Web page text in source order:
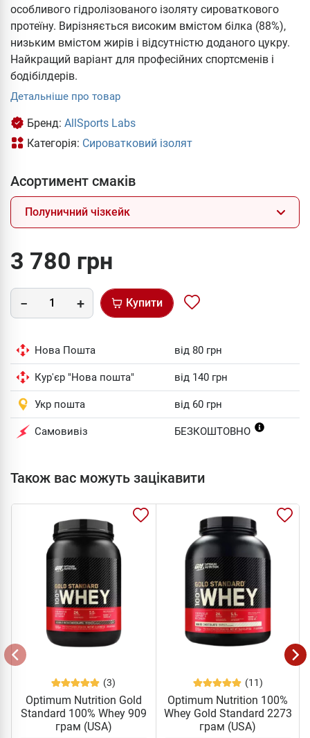
особливого гідролізованого ізоляту сироваткового
протеїну. Вирізняється високим вмістом білка (88%),
низьким вмістом жирів і відсутністю доданого цукру.
Найкращий варіант для професійних спортсменів і
бодібілдерів.
Детальніше про товар
Бренд: AllSports Labs
Категорія: Cироватковий ізолят
Асортимент смаків
Полуничний чізкейк
3 780 грн
Купити
Нова Пошта від 80 грн
Кур'єр "Нова пошта" від 140 грн
Укр пошта від 60 грн
Самовивіз БЕЗКОШТОВНО
Також вас можуть зацікавити
(3)
Optimum Nutrition Gold
Standard 100% Whey 909
грам (USA)
(11)
Optimum Nutrition 100%
Whey Gold Standard 2273
грам (USA)